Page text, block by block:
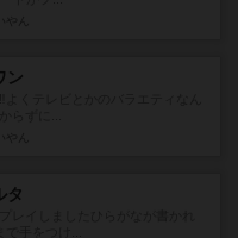
ン
タ